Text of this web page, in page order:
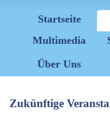
Startseite
Multimedia
Über Uns
Zukünftige